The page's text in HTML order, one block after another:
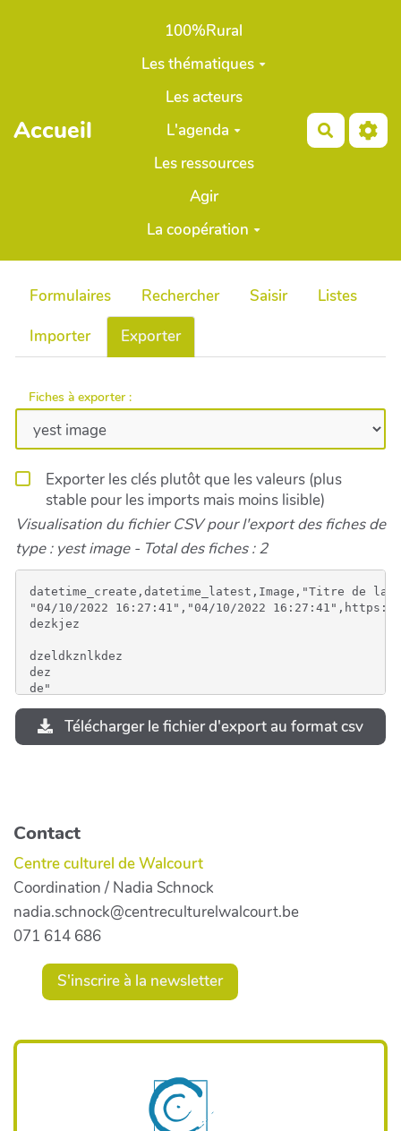
Aller au contenu principal
Accueil
100%Rural
Les thématiques
Les acteurs
L'agenda
Les ressources
Agir
La coopération
Formulaires Rechercher Saisir
Listes
Importer
Exporter
Fiches à exporter :
Exporter les clés plutôt que les valeurs (plus
stable pour les imports mais moins lisible)
Visualisation du fichier CSV pour l'export des fiches de
type : yest image - Total des fiches : 2
datetime_create,datetime_latest,Image,"Titre de la
"04/10/2022 16:27:41","04/10/2022 16:27:41",https://
dezkjez
dzeldkznlkdez
dez
de"
gtrjkgtr
hytkhzjea Télécharger le fichier d'export au format csv
Contact
Centre culturel de Walcourt
Coordination / Nadia Schnock
nadia.schnock@centreculturelwalcourt.be
071 614 686
S'inscrire à la newsletter